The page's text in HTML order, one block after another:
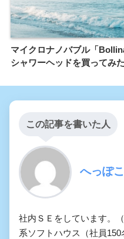
マイクロナノバブル「
シャワーヘッドを買ってみた
この記事を書いた人
へっぽ
社内ＳＥをしています。
系ソフトハウス（社員